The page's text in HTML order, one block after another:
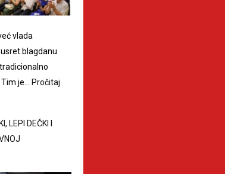
vlada
blagdanu
je… Pročitaj
LEPI DEČKI I